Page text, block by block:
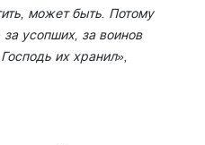
может быть. Потому
усопших, за воинов
их хранил»,